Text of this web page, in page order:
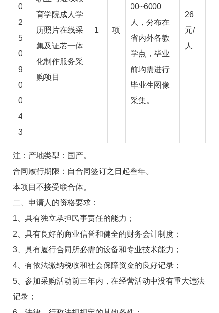
0
2
5
0
9
0
0
4
3
育学院成人学
历照片在线采
集及证芯一体
化制作服务采
购项目
1 项
00~6000
人，分布在
省内外各教
学点，毕业
前均需进行
毕业生图像
采集。
26
元/
人
注：产地类型：国产。
合同履行期限：自合同签订之日起叁年。
本项目不接受联合体。
二、申请人的资格要求：
1、具有独立承担民事责任的能力；
2、具有良好的商业信誉和健全的财务会计制度；
3、具有履行合同所必需的设备和专业技术能力；
4、有依法缴纳税收和社会保障资金的良好记录；
5、参加采购活动前三年内，在经营活动中没有重大违法
记录；